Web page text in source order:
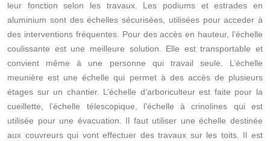
leur fonction selon les travaux. Les podiums et estrades en
aluminium sont des échelles sécurisées, utilisées pour acceder à
des interventions fréquentes. Pour des accès en hauteur, l’échelle
coulissante est une meilleure solution. Elle est transportable et
convient même à une personne qui travail seule. L’échelle
meunière est une échelle qui permet à des accès de plusieurs
étages sur un chantier. L’échelle d’arboriculteur est faite pour la
cueillette, l’échelle télescopique, l’échelle à crinolines qui est
utilisée pour une évacuation. Il faut utiliser une échelle destinée
aux couvreurs qui vont effectuer des travaux sur les toits. Il est